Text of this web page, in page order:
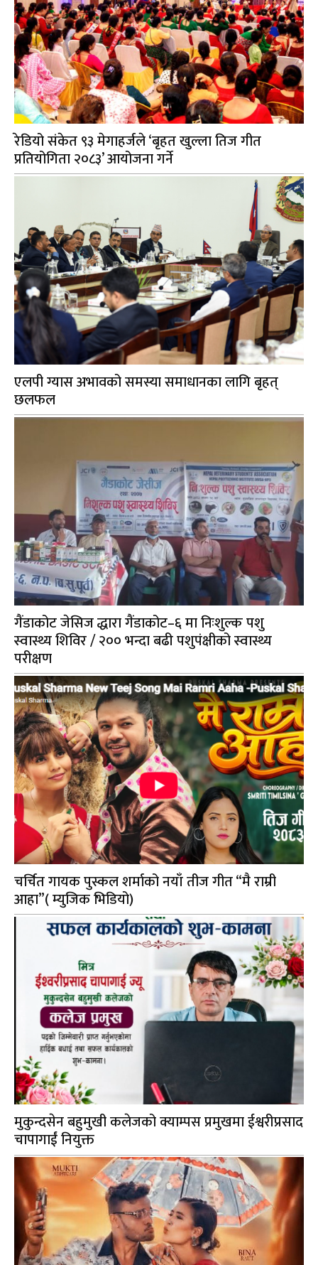
रेडियो संकेत ९३ मेगाहर्जले ‘बृहत खुल्ला तिज गीत
प्रतियोगिता २०८३’ आयोजना गर्ने
एलपी ग्यास अभावको समस्या समाधानका लागि बृहत्
छलफल
गैंडाकोट जेसिज द्धारा गैंडाकोट–६ मा निःशुल्क पशु
स्वास्थ्य शिविर / २०० भन्दा बढी पशुपंक्षीको स्वास्थ्य
परीक्षण
चर्चित गायक पुस्कल शर्माको नयाँ तीज गीत “मै राम्री
आहा”( म्युजिक भिडियो)
मुकुन्दसेन बहुमुखी कलेजको क्याम्पस प्रमुखमा ईश्वरीप्रसाद
चापागाईं नियुक्त